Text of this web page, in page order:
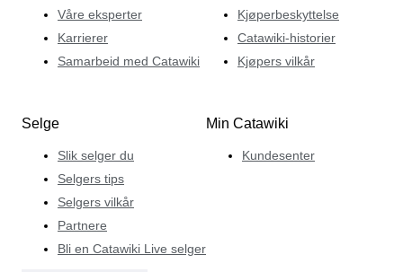
Våre eksperter
Karrierer
Samarbeid med Catawiki
Kjøperbeskyttelse
Catawiki-historier
Kjøpers vilkår
Selge
Slik selger du
Selgers tips
Selgers vilkår
Partnere
Bli en Catawiki Live selger
Min Catawiki
Kundesenter